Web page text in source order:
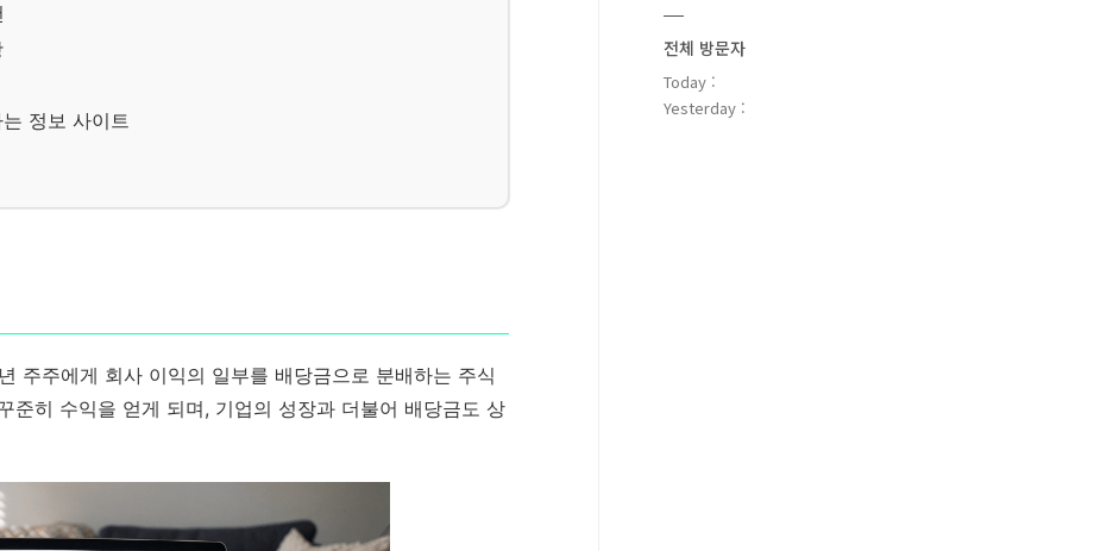
정보 사이트
주주에게 회사 이익의 일부를 배당금으로 분배하는 주식
준히 수익을 얻게 되며, 기업의 성장과 더불어 배당금도 상
전체 방문자
Today :
Yesterday :